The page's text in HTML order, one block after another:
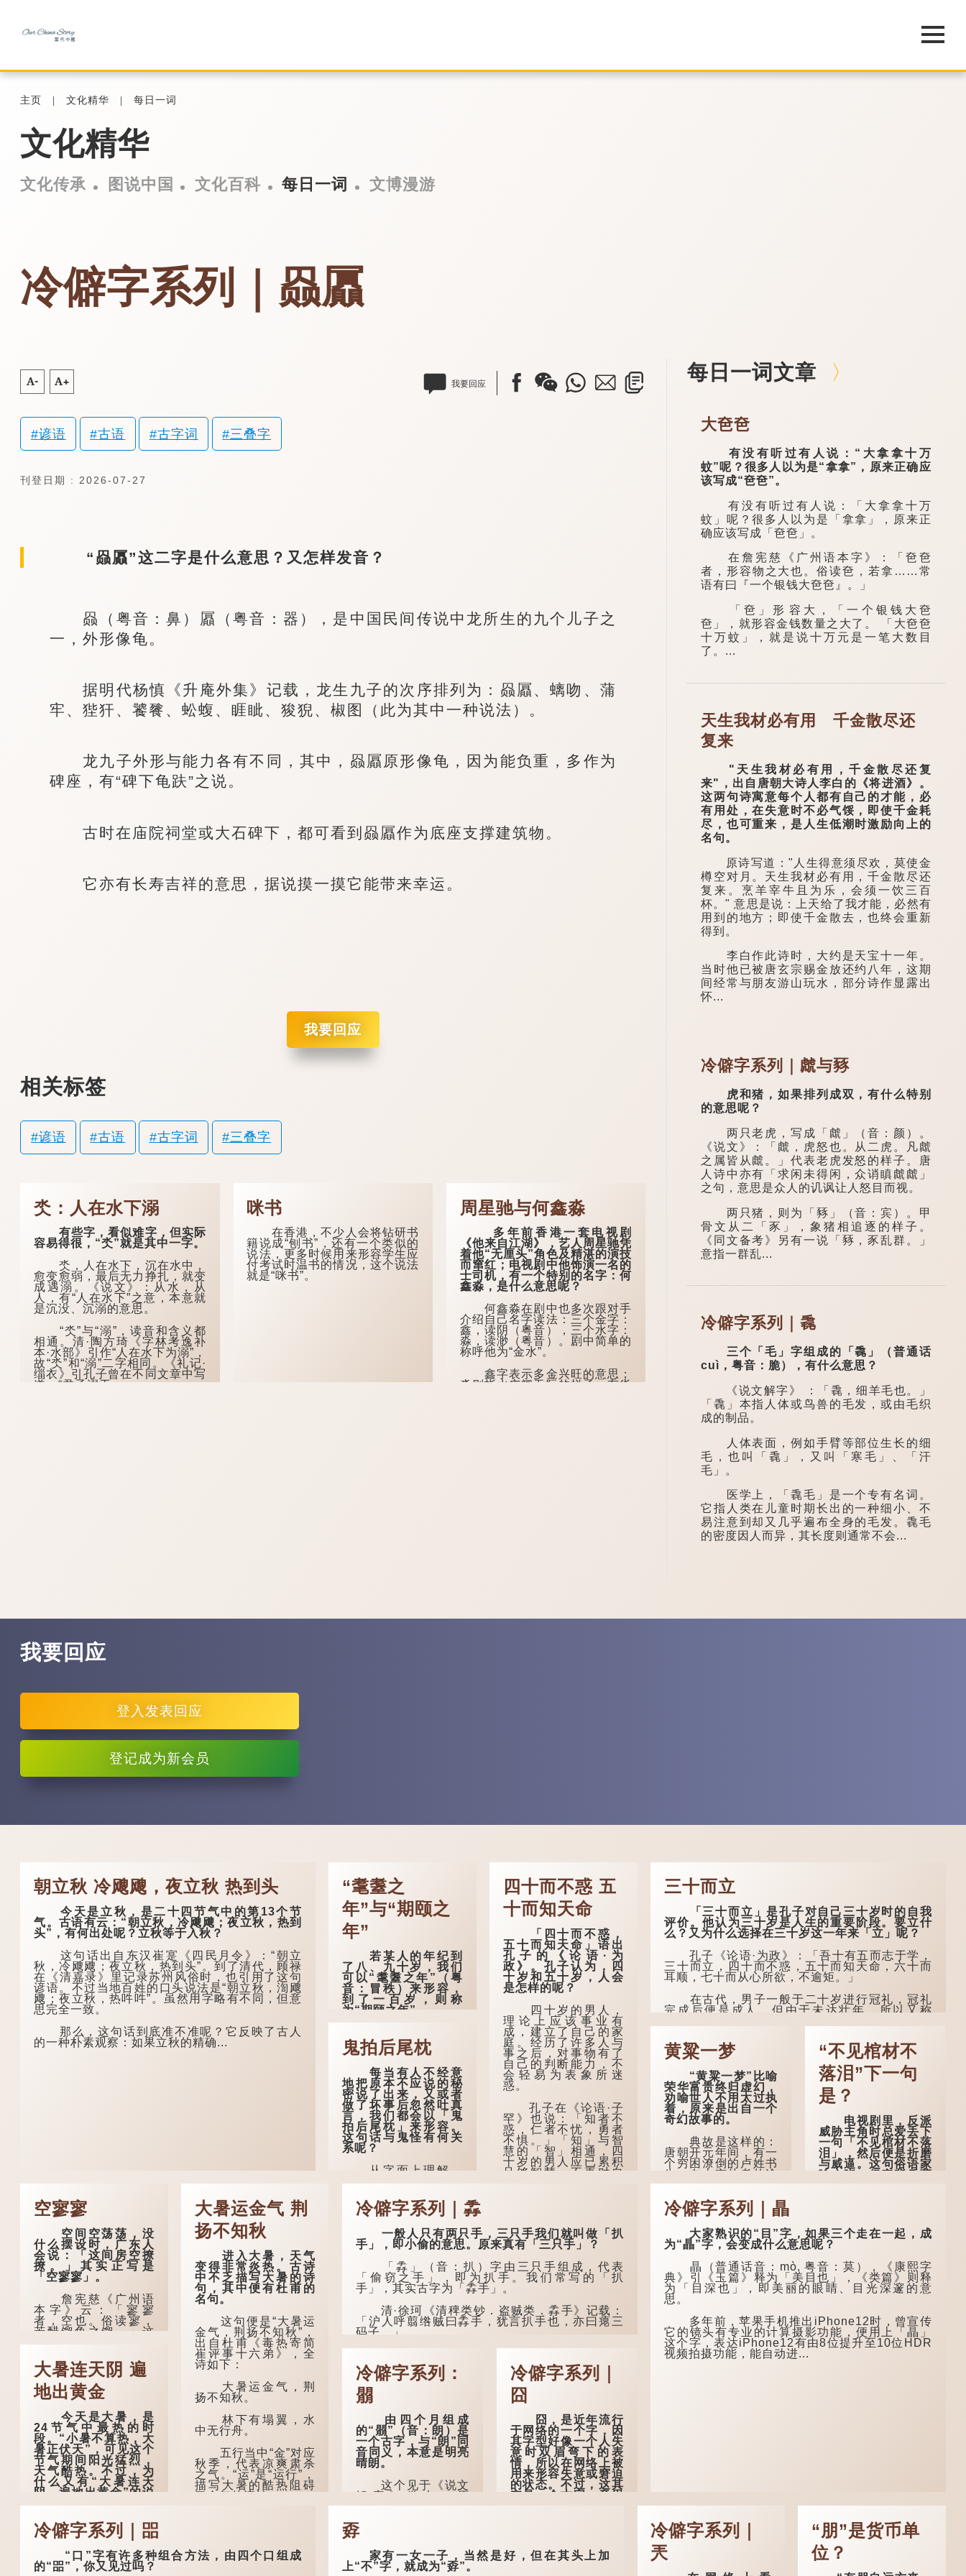
主页 文化精华 每日一词
文化精华
文化传承 图说中国 文化百科 每日一词 文博漫游
冷僻字系列｜赑屭
A- A+ 我要回应
谚语 古语 古字词 三叠字
刊登日期 : 2026-07-27
“赑屭”这二字是什么意思？又怎样发音？
赑（粤音：鼻）屭（粤音：器），是中国民间传说中龙所生的九个儿子之
一，外形像龟。
据明代杨慎《升庵外集》记载，龙生九子的次序排列为：赑屭、螭吻、蒲
牢、狴犴、饕餮、蚣蝮、睚眦、狻猊、椒图（此为其中一种说法）。
龙九子外形与能力各有不同，其中，赑屭原形像龟，因为能负重，多作为
碑座，有“碑下龟趺”之说。
古时在庙院祠堂或大石碑下，都可看到赑屭作为底座支撑建筑物。
它亦有长寿吉祥的意思，据说摸一摸它能带来幸运。
我要回应
相关标签
谚语 古语 古字词 三叠字
氼：人在水下溺
有些字，看似难字，但实际
容易得很，“氼”就是其中一字。
氼，人在水下，沉在水中，
愈变愈弱，最后无力挣扎，就变
成遇溺。《说文》：从水，从
人，有“人在水下”之意，本意就
是沉没、沉溺的意思。
“氼”与“溺”，读音和含义都
相通。清·陶方琦《字林考逸补
本·水部》引作“人在水下为溺”，
故“氼”和“溺”二字相同。《礼记·
缁衣》引孔子曾在不同文章中写
道，“君子溺于...
咪书
在香港，不少人会将钻研书
籍说成“刨书”，还有一个类似的
说法，更多时候用来形容学生应
付考试时温书的情况，这个说法
就是“咪书”。
周星驰与何鑫淼
多年前香港一套电视剧
《他来自江湖》，艺人周星驰凭
着他“无厘头”角色及精湛的演技
而窜红；电视剧中他饰演一名的
士司机，有一个特别的名字：何
鑫淼，是什么意思呢？
何鑫淼在剧中也多次跟对手
介绍自己名字读法：三个金字：
鑫，读阴（粤音），三个水字：
淼，读渺（粤音）。剧中简单的
称呼他为“金水”。
鑫字表示多金兴旺的意思；
淼则指水广阔无际的样子，有焱
每日一词文章
大夿夿
有没有听过有人说：“大拿拿十万
蚊”呢？很多人以为是“拿拿”，原来正确应
该写成“夿夿”。
有没有听过有人说：「大拿拿十万
蚊」呢？很多人以为是「拿拿」，原来正
确应该写成「夿夿」。
在詹宪慈《广州语本字》：「夿夿
者，形容物之大也。俗读夿，若拿……常
语有曰『一个银钱大夿夿』。」
「夿」形​​容大，「一个银钱大夿
夿」，就形容金钱数量之大了。 「大夿夿
十万蚊」，就是说十万元是一笔大数目
了。...
天生我材必有用 千金散尽还
复来
"天生我材必有用，千金散尽还复
来"，出自唐朝大诗人李白的《将进酒》。
这两句诗寓意每个人都有自己的才能，必
有用处，在失意时不必气馁，即使千金耗
尽，也可重来，是人生低潮时激励向上的
名句。
原诗写道："人生得意须尽欢，莫使金
樽空对月。天生我材必有用，千金散尽还
复来。烹羊宰牛且为乐，会须一饮三百
杯。" 意思是说：上天给了我才能，必然有
用到的地方；即使千金散去，也终会重新
得到。
李白作此诗时，大约是天宝十一年。
当时他已被唐玄宗赐金放还约八年，这期
间经常与朋友游山玩水，部分诗作显露出
怀...
冷僻字系列｜虤与豩
虎和猪，如果排列成双，有什么特别
的意思呢？
两只老虎，写成「虤」（音：颜）。
《说文》：「虤，虎怒也。从二虎。凡虤
之属皆从虤。」代表老虎发怒的样子。唐
人诗中亦有「求闲未得闲，众诮瞋虤虤」
之句，意思是众人的讥讽让人怒目而视。
两只猪，则为「豩」（音：宾）。甲
骨文从二「豕」，象猪相追逐的样子。
《同文备考》另有一说「豩，豕乱群。」
意指一群乱...
冷僻字系列｜毳
三个「毛」字组成的「毳」（普通话
cuì，粤音：脆），有什么意思？
《说文解字》 ：「毳，细羊毛也。」
「毳」本指人体或鸟兽的毛发，或由毛织
成的制品。
人体表面，例如手臂等部位生长的细
毛，也叫「毳」，又叫「寒毛」、「汗
毛」。
医学上，「毳毛」是一个专有名词。
它指人类在儿童时期长出的一种细小、不
易注意到却又几乎遍布全身的毛发。毳毛
的密度因人而异，其长度则通常不会...
我要回应
登入 发表回应
登记成为新会员
朝立秋 冷飕飕，夜立秋 热到头
今天是立秋，是二十四节气中的第13个节
气。古语有云：“朝立秋，冷飕飕；夜立秋，热到
头”，有何出处呢？立秋等于入秋？
这句话出自东汉崔寔《四民月令》：“朝立
秋，冷飕飕；夜立秋，热到头”。到了清代，顾禄
在《清嘉录》里记录苏州风俗时，也引用了这句
谚语。不过当地百姓的口头说法是“朝立秋，渹飕
飕；夜立秋，热吽吽”。虽然用字略有不同，但意
思完全一致。
那么，这句话到底准不准呢？它反映了古人
的一种朴素观察：如果立秋的精确...
“耄耋之
年”与“期颐之
年”
若某人的年纪到
了八、九十岁，我们
可以“耄耋之年”（粤
音：冒秩）来形容，
到了一百岁，则称
为“期颐之年”。
老人家，亦含有思想
紊乱的意思；"耋"更有
跌倒的意思，也是用
来形容老人家的。
曹操《对酒歌》
就曾写道："耄耋皆得
以寿终，恩泽广及草
木昆虫。"
到了一百岁呢？
那么就可以称
为"期颐"。 《礼记.曲
礼上》："百年曰期
颐。"郑玄注："期，犹
要也；颐，养也。不
知衣服食味，孝子要
尽养...
鬼拍后尾枕
每当有人不经意
地把原本不应说的秘
密说了出来，又或者
做了坏事后忽然吐真
言，我们都会以「鬼
拍后尾枕」来形容。
这句话与鬼怪有何关
系呢？
从字面上理解，
「后尾枕」的本字应
zhěn，与「枕」同
音）。 《说文解
也。」意思是头后部
与枕头接触的地方。
民间流传有一种
说法，人会将一些不
欲为人所知的记忆藏
然吐真言，就好像被
不明东西（如鬼魂）
在后脑拍了一下，藏
因此...
四十而不惑 五
十而知天命
「四十而不惑，
五十而知天命」语出
孔子的《论语·为
政》。孔子认为，四
十岁和五十岁，人会
是怎样的呢？
四十岁的男人，
理论上应该事业有
成，建立了自己的家
庭。经历了许多人与
事之后，对事物有了
自己的判断能力，不
会轻易为表象所迷
惑。
孔子在《论语·子
罕》也说：「知者不
惑，仁者不忧，勇者
不惧。」「知」与智
慧的「智」相通，四
十岁的男人应已累积
足够智慧，不再对自
三十而立
「三十而立」是孔子对自己三十岁时的自我
评价。他认为三十岁是人生的重要阶段。要立什
么？又为什么选择在三十岁这一年来「立」呢？
孔子《论语·为政》：「吾十有五而志于学，
三十而立，四十而不惑，五十而知天命，六十而
耳顺，七十而从心所欲，不逾矩。」
在古代，男子一般于二十岁进行冠礼，冠礼
完成后便是成人，但由于未达壮年，所以又称
这说明三十岁...
黄粱一梦
“黄粱一梦”比喻
荣华富贵终归虚幻，
劝喻世人不用太过执
着，原来是出自一个
奇幻故事的。
典故是这样的：
唐朝开元年间，有一
个穷困潦倒的卢姓书
生，在上京赴考的途
中经过一间旅店休
士，两人畅谈甚欢。
言谈间，卢姓书
生感慨自己虽贵为读
书人，但一直未能考
取功名，仍然贫困，
感到十分落泊。于
是，道士拿出一个青
瓷枕头，让卢姓书生
睡一睡，便能满足他
希望得到荣华富贵的
愿望。
这时，...
“不见棺材不
落泪”下一句
是？
电视剧里，反派
威胁主角时总爱丢下
一句「不见棺材不落
泪」，然后便是折磨
与威逼。这句俗语家
喻户晓，但它背后藏
是「不见棺材不下
泪」或「不见亲棺不
下泪」，出自明朝兰
陵笑笑生所著的《金
瓶梅词话》第九十八
回。原意是指人未亲
眼见到亲人棺木，便
后来引申为比喻人执
迷不悟，不到彻底失
败，便不肯罢休。
空寥寥
空间空荡荡，没
什么摆设时，广东人
会说：「这间房空撩
撩。」其实正写是
「空寥寥」。
詹宪慈《广州语
本字》云：「寥寥
者，空也。俗读寥，
若醋馏鱼之馏。」这
个字在古代已经出
《说文》注本中，
「寥」是「廫」的篆
形，解作空渺、空
虚。如《列仙传·安期
事，以「寥寥安期，
虚质高清」形容空虚
无所事事。
唐代《艺文类
聚》引晋孙绰《表哀
诗》：「寥寥空堂，
寂寂响户」...
大暑连天阴 遍
地出黄金
今天是大暑，是
24节气中最热的时
段。“小暑不算热，大
暑正伏天”，可见这个
节气期间阳光猛烈，
天气酷热。不过，为
什么又有“大暑连天
阴，遍地出黄金”的说
法？
古人早已留意到
大暑期间的气候规
律。 《逸周书·时训
解》记载：「大暑之
日，腐草化为萤。又
大暑运金气 荆
扬不知秋
进入大暑，天气
变得非常炎热。古诗
中不乏描写大暑的诗
句，其中便有杜甫的
名句。
这句便是“大暑运
金气，荆扬不知秋”，
出自杜甫《毒热寄简
崔评事十六弟》，全
诗如下：
大暑运金气，荆
扬不知秋。
林下有塌翼，水
中无行舟。
五行当中“金”对应
秋季，代表凉爽肃杀
之气。“运”是“运行”，
描写大暑的酷热阻碍
了金气的流转。
游地区，“...
冷僻字系列｜掱
一般人只有两只手，三只手我们就叫做「扒
手」，即小偷的意思。原来真有「三只手」？
「掱」（音：扒）字由三只手组成，代表
「偷窃之手」，即为扒手。我们常写的「扒
手」，其实古字为「掱手」。
清·徐珂《清稗类钞．盗贼类．掱手》记载：
「沪人呼翦绺贼曰掱手，犹言扒手也，亦曰瘪三
码子。」
是小偷的旧称。而「掱手」也就是手多多，擅自
拿别人东西的意思了...
冷僻字系列：
朤
由四个月组成
的“朤”（音：朗）是
一个古字，与“朗”同
音同义，本意是明亮
晴朗。
这个见于《说文
解字》卷七，原
文：“明也，从月良
熙字典》中。
这个字，用法颇
多。
冷僻字系列｜
囧
囧，是近年流行
于网络的一个字，因
其字型好像一个人失
意时双眉弯下的表
情，所以在网络上被
用来形容失意或窘迫
的状态。不过，这其
实是一个古字，意思
象形。囧，本义是透
光通明的窗户，跟
冷僻字系列｜瞐
大家熟识的“目”字，如果三个走在一起，成
为“瞐”字，会变成什么意思呢？
瞐（普通话音：mò, 粤音：莫），《康熙字
典》引《玉篇》释为「美目也」，《类篇》则释
为「目深也」，即美丽的眼睛、目光深邃的意
思。
多年前，苹果手机推出iPhone12时，曾宣传
它的镜头有专业的计算摄影功能，便用上「瞐」
这个字，表达iPhone12有由8位提升至10位HDR
视频拍摄功能，能自动进...
冷僻字系列｜㗊
“口”字有许多种组合方法，由四个口组成
的“㗊”，你又见过吗？
孬
家有一女一子，当然是好，但在其头上加
上“不”字，就成为“孬”。
冷僻字系列｜
兲
“朋”是货币单
位？